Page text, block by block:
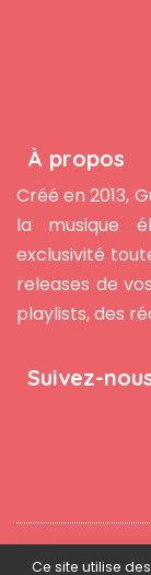
À propos
Créé en 2013,
la musique
exclusivité
releases de
playlists, des
Suivez-
Contact ●
Ce site utilise